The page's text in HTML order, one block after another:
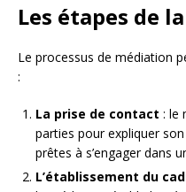
Les étapes de
Le processus de médiation
:
La prise de contact : le
parties pour expliquer son
prêtes à s’engager dans
L’établissement du